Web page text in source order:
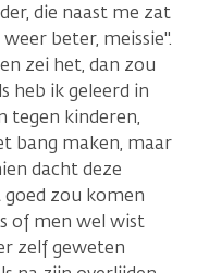
die naast me zat
beter, meissie".
zei het, dan zou
heb ik geleerd in
tegen kinderen,
bang maken, maar
dacht deze
zou komen
of men wel wist
zelf geweten